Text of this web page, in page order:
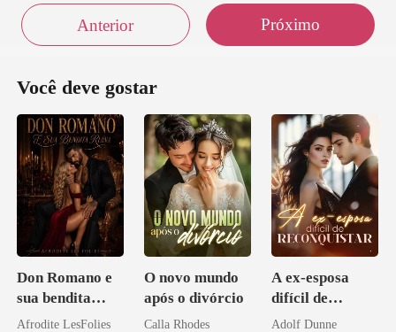
Anterior Próximo
Você deve gostar
Don Romano e
sua bendita
ruína
Afrodite LesFolies
O novo mundo
após o divórcio
Calla Rhodes
A ex-esposa
difícil de
reconquistar
Adolf Dunne